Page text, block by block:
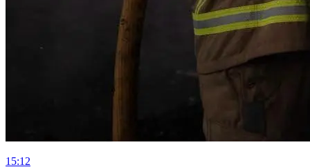
15:12